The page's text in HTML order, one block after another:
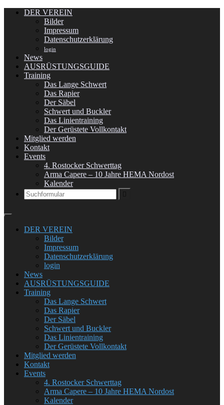
DER VEREIN
Bilder
Impressum
Datenschutzerklärung
login
News
AUSRÜSTUNGSGUIDE
Training
Das Lange Schwert
Das Rapier
Der Säbel
Schwert und Buckler
Das Linientraining
Der Gerüstete Vollkontakt
Mitglied werden
Kontakt
Events
4. Rostocker Schwerttag
Arma Capere – 10 Jahre HEMA Nordost
Kalender
DER VEREIN
Bilder
Impressum
Datenschutzerklärung
login
News
AUSRÜSTUNGSGUIDE
Training
Das Lange Schwert
Das Rapier
Der Säbel
Schwert und Buckler
Das Linientraining
Der Gerüstete Vollkontakt
Mitglied werden
Kontakt
Events
4. Rostocker Schwerttag
Arma Capere – 10 Jahre HEMA Nordost
Kalender